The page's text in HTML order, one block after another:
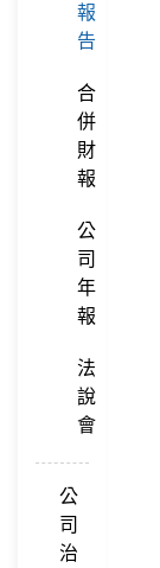
報
告
合
併
財
報
公
司
年
報
法
說
會
公
司
治